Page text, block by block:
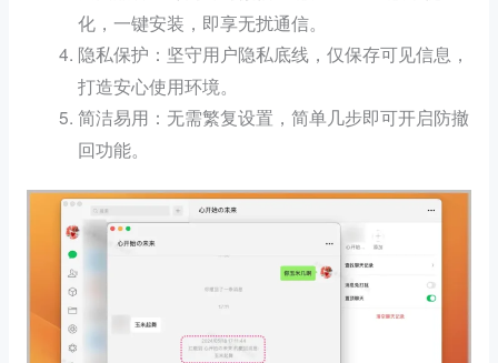
化，一键安装，即享无扰通信。
隐私保护 ：坚守用户隐私底线，仅保存可见信息，
打造安心使用环境。
简洁易用 ：无需繁复设置，简单几步即可开启防撤
回功能。